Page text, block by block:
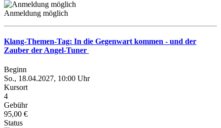
Anmeldung möglich
Klang-Themen-Tag: In die Gegenwart kommen - und der
Zauber der Angel-Tuner
Beginn
So., 18.04.2027, 10:00 Uhr
Kursort
4
Gebühr
95,00 €
Status